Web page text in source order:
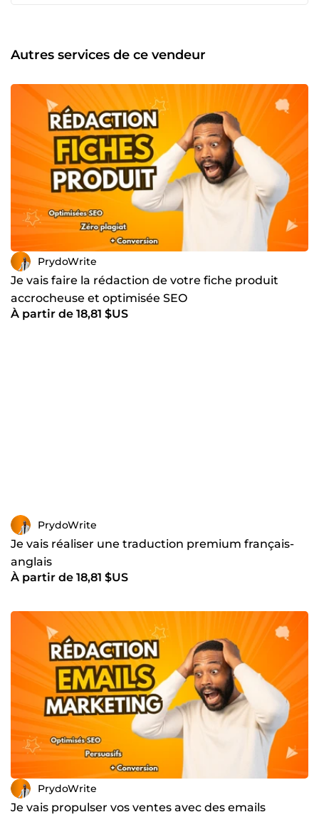
mets mon savoir-faire à votre service pour donner vie à vos
idées et booster votre présence en ligne. Faites confiance à
de qualité. Ensemble, donnons de la voix à votre marque!
Autres services de ce vendeur
PrydoWrite
Je vais faire la rédaction de votre fiche produit
accrocheuse et optimisée SEO
À partir de 18,81 $US
PrydoWrite
Je vais réaliser une traduction premium français-
anglais
À partir de 18,81 $US
PrydoWrite
Je vais propulser vos ventes avec des emails